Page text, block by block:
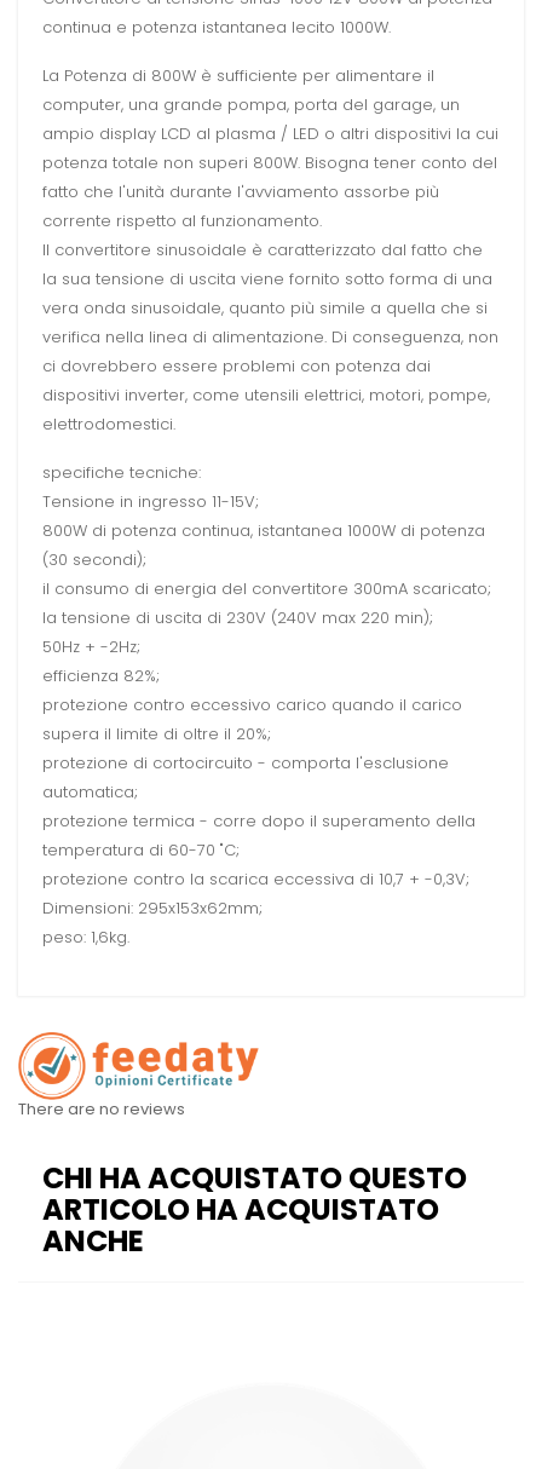
continua e potenza istantanea lecito 1000W.
La Potenza di 800W è sufficiente per alimentare il
computer, una grande pompa, porta del garage, un
ampio display LCD al plasma / LED o altri dispositivi la cui
potenza totale non superi 800W. Bisogna tener conto del
fatto che l'unità durante l'avviamento assorbe più
corrente rispetto al funzionamento.
Il convertitore sinusoidale è caratterizzato dal fatto che
la sua tensione di uscita viene fornito sotto forma di una
vera onda sinusoidale, quanto più simile a quella che si
verifica nella linea di alimentazione. Di conseguenza, non
ci dovrebbero essere problemi con potenza dai
dispositivi inverter, come utensili elettrici, motori, pompe,
elettrodomestici.
specifiche tecniche:
Tensione in ingresso 11-15V;
800W di potenza continua, istantanea 1000W di potenza
(30 secondi);
il consumo di energia del convertitore 300mA scaricato;
la tensione di uscita di 230V (240V max 220 min);
50Hz + -2Hz;
efficienza 82%;
protezione contro eccessivo carico quando il carico
supera il limite di oltre il 20%;
protezione di cortocircuito - comporta l'esclusione
automatica;
protezione termica - corre dopo il superamento della
temperatura di 60-70 "C;
protezione contro la scarica eccessiva di 10,7 + -0,3V;
Dimensioni: 295x153x62mm;
peso: 1,6kg.
There are no reviews
CHI HA ACQUISTATO QUESTO
ARTICOLO HA ACQUISTATO
ANCHE